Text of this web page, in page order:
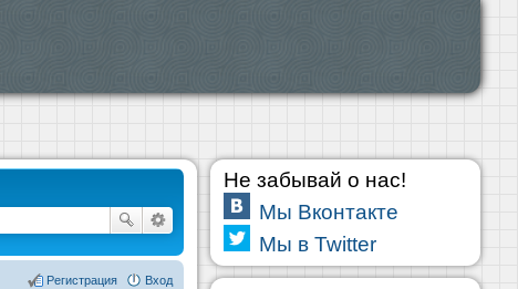
Вход
Регистрация
Не забывай о нас!
Мы Вконтакте
Мы в Twitter